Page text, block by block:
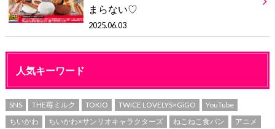
まらない♡
2025.06.03
人気キーワード
SNS THE苺ミルク TOKIO TWICE LOVELYS×GiGO
YouTube
ちいかわ
ちいかわ×サンリオキャラクターズ ねこねこ食パン
アニメ